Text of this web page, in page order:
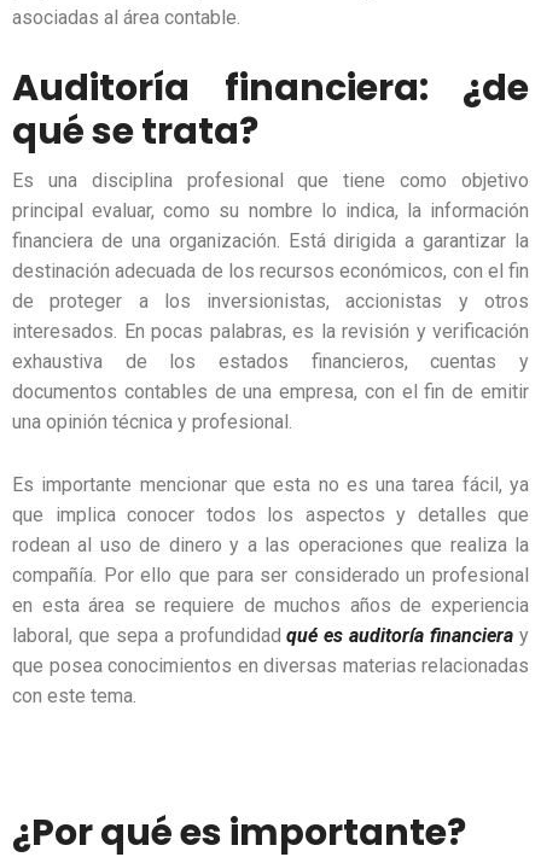
asociadas al área contable.
Auditoría financiera: ¿de
qué se trata?
Es una disciplina profesional que tiene como objetivo
principal evaluar, como su nombre lo indica, la información
financiera de una organización. Está dirigida a garantizar la
destinación adecuada de los recursos económicos, con el fin
de proteger a los inversionistas, accionistas y otros
interesados. En pocas palabras, es la revisión y verificación
exhaustiva de los estados financieros, cuentas y
documentos contables de una empresa, con el fin de emitir
una opinión técnica y profesional.
Es importante mencionar que esta no es una tarea fácil, ya
que implica conocer todos los aspectos y detalles que
rodean al uso de dinero y a las operaciones que realiza la
compañía. Por ello que para ser considerado un profesional
en esta área se requiere de muchos años de experiencia
laboral, que sepa a profundidadqué es auditoría financiera y
que posea conocimientos en diversas materias relacionadas
con este tema.
¿Por qué es importante?